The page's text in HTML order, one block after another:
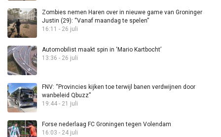
Zombies nemen Haren over in nieuwe game van Groninger
Justin (29): “Vanaf maandag te spelen”
16:11 - 26 juli
Automobilist maakt spin in ‘Mario Kartbocht’
13:36 - 26 juli
FNV: “Provincies kijken toe terwijl banen verdwijnen door
wanbeleid Qbuzz”
19:44 - 21 juli
Forse nederlaag FC Groningen tegen Volendam
16:03 - 24 juli